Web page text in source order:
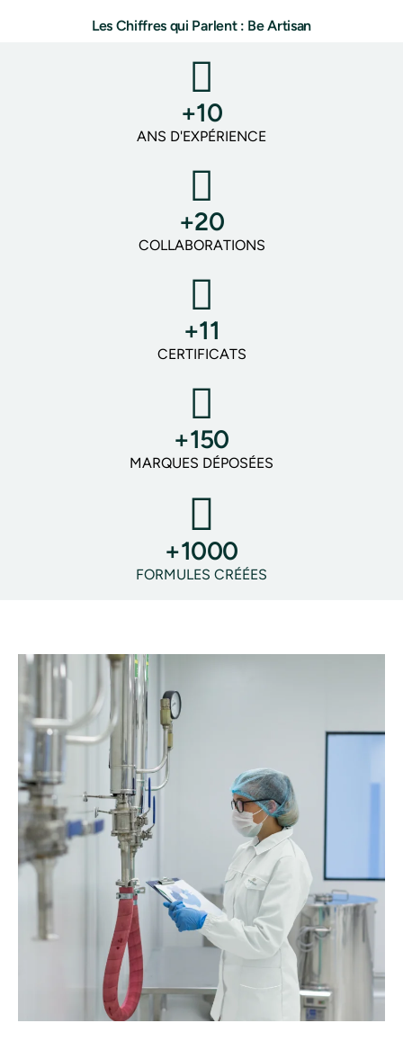
Les Chiffres qui Parlent : Be Artisan
+10
ANS D'EXPÉRIENCE
+20
COLLABORATIONS
+11
CERTIFICATS
+150
MARQUES DÉPOSÉES
+1000
FORMULES CRÉÉES